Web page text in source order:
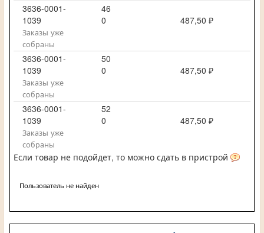
3636-0001-
1039
46
0
487,50 ₽
Заказы уже
собраны
3636-0001-
1039
50
0
487,50 ₽
Заказы уже
собраны
3636-0001-
1039
52
0
487,50 ₽
Заказы уже
собраны
Если товар не подойдет, то можно сдать в пристрой
Пользователь не найден